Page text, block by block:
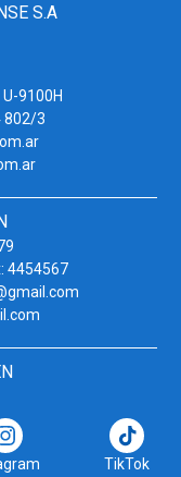
S.A
9100H
802/3
4454567
TikTok